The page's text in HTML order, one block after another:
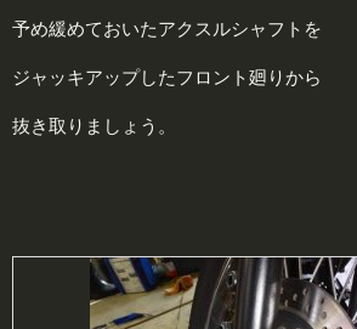
予め緩めておいたアクスルシャフトを
ジャッキアップしたフロント廻りから
抜き取りましょう。